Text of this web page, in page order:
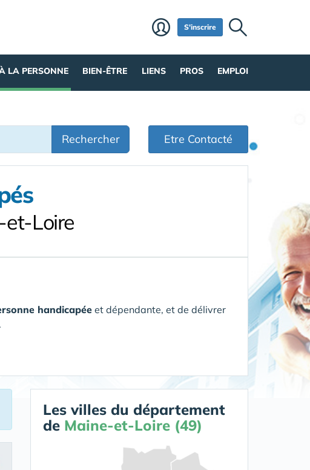
S'inscrire
LA PERSONNE BIEN-ÊTRE LIENS PROS EMPLOI
Rechercher Etre Contacté
et-Loire
handicapée et dépendante, et de délivrer
Les villes du département
de Maine-et-Loire (49)